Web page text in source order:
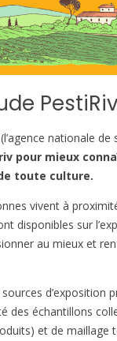
PestiRiv
nationale
pour mieux
toute culture.
vivent à
disponibles sur
au mieux et
des échantillons
et de maillage